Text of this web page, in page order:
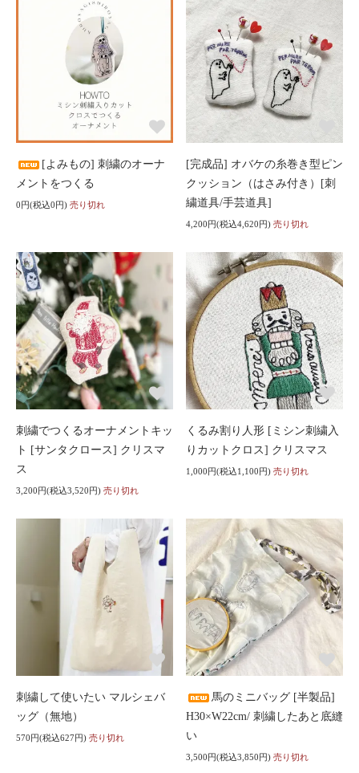
[よみもの] 刺繍のオーナ
メントをつくる
0円(税込0円) 売り切れ
[完成品] オバケの糸巻き型ピン
クッション（はさみ付き）[刺
繍道具/手芸道具]
4,200円(税込4,620円) 売り切れ
刺繍でつくるオーナメントキッ
ト [サンタクロース] クリスマ
ス
3,200円(税込3,520円) 売り切れ
くるみ割り人形 [ミシン刺繍入
りカットクロス] クリスマス
1,000円(税込1,100円) 売り切れ
刺繍して使いたい マルシェバ
ッグ（無地）
570円(税込627円) 売り切れ
馬のミニバッグ [半製品]
H30×W22cm/ 刺繍したあと底縫
い
3,500円(税込3,850円) 売り切れ